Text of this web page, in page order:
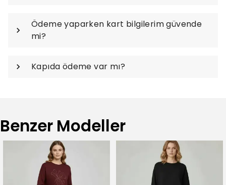
Ödeme yaparken kart bilgilerim güvende
mi?
Kapıda ödeme var mı?
Benzer Modeller